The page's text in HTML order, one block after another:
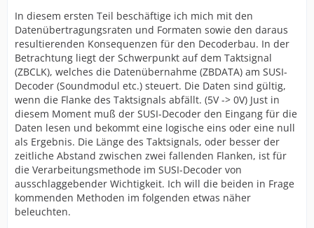
In diesem ersten Teil beschäftige ich mich mit den
Datenübertragungsraten und Formaten sowie den daraus
resultierenden Konsequenzen für den Decoderbau. In der
Betrachtung liegt der Schwerpunkt auf dem Taktsignal
(ZBCLK), welches die Datenübernahme (ZBDATA) am SUSI-
Decoder (Soundmodul etc.) steuert. Die Daten sind gültig,
wenn die Flanke des Taktsignals abfällt. (5V -> 0V) Just in
diesem Moment muß der SUSI-Decoder den Eingang für die
Daten lesen und bekommt eine logische eins oder eine null
als Ergebnis. Die Länge des Taktsignals, oder besser der
zeitliche Abstand zwischen zwei fallenden Flanken, ist für
die Verarbeitungsmethode im SUSI-Decoder von
ausschlaggebender Wichtigkeit. Ich will die beiden in Frage
kommenden Methoden im folgenden etwas näher
beleuchten.